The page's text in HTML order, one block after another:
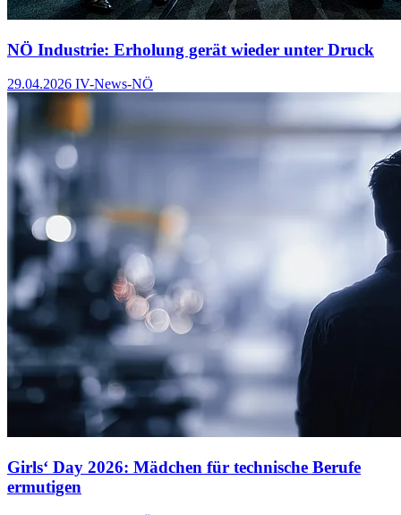
NÖ Industrie: Erholung gerät wieder unter Druck
29.04.2026 IV-News-NÖ
Girls‘ Day 2026: Mädchen für technische Berufe
ermutigen